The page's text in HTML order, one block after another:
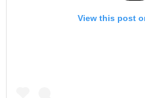
View this post